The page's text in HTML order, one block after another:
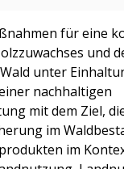
für eine
und
unter
nachhaltigen
mit dem Ziel,
im
im